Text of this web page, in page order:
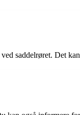
saddelrøret. Det